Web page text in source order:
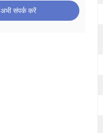
अभी संपर्क करें